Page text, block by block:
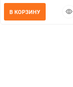
В КОРЗИНУ